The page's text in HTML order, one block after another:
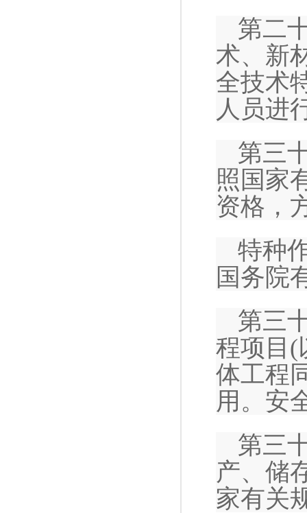
第二
术、新
全技术
人员进
第三
照国家
资格，
特种
国务院
第三
程项目(
体工程
用。安
第三
产、储
家有关